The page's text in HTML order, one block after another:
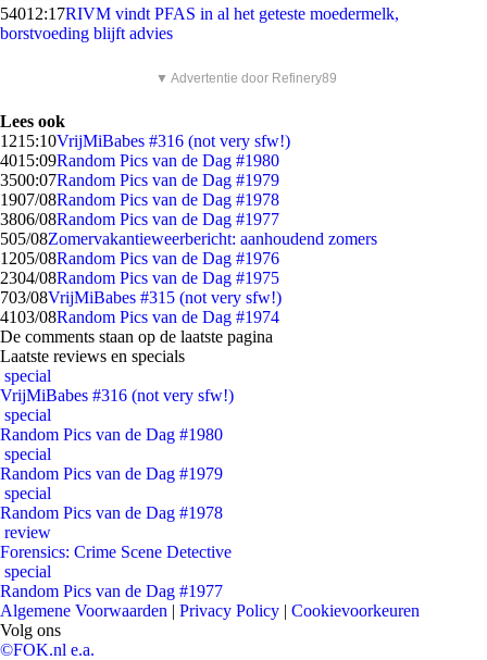
54012:17RIVM vindt PFAS in al het geteste moedermelk,
borstvoeding blijft advies
▼ Advertentie door Refinery89
Lees ook
1215:10VrijMiBabes #316 (not very sfw!)
4015:09Random Pics van de Dag #1980
3500:07Random Pics van de Dag #1979
1907/08Random Pics van de Dag #1978
3806/08Random Pics van de Dag #1977
505/08Zomervakantieweerbericht: aanhoudend zomers
1205/08Random Pics van de Dag #1976
2304/08Random Pics van de Dag #1975
703/08VrijMiBabes #315 (not very sfw!)
4103/08Random Pics van de Dag #1974
De comments staan op de laatste pagina
Laatste reviews en specials
special
VrijMiBabes #316 (not very sfw!)
special
Random Pics van de Dag #1980
special
Random Pics van de Dag #1979
special
Random Pics van de Dag #1978
review
Forensics: Crime Scene Detective
special
Random Pics van de Dag #1977
Algemene Voorwaarden | Privacy Policy | Cookievoorkeuren
Volg ons
©FOK.nl e.a.